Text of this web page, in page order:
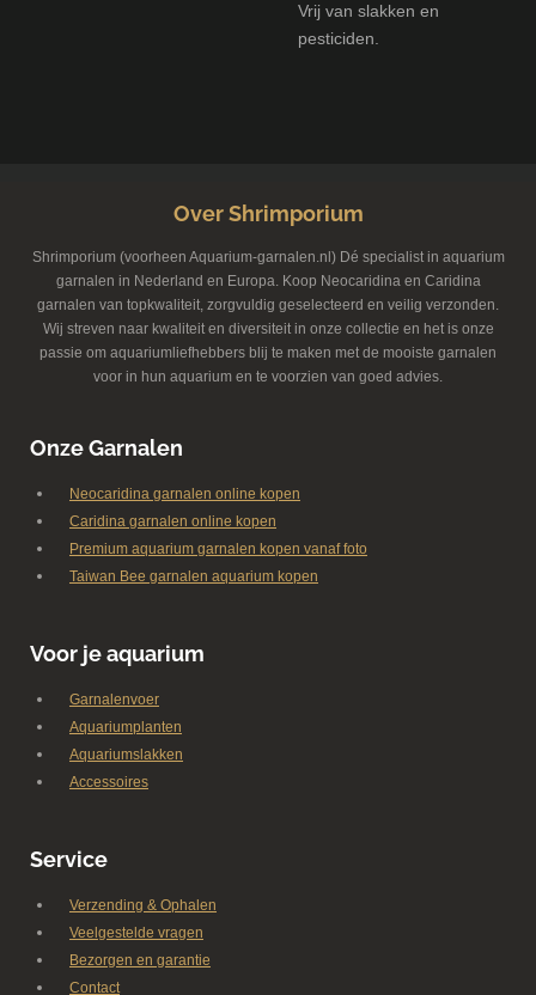
Vrij van slakken en
pesticiden.
Over Shrimporium
Shrimporium (voorheen Aquarium-garnalen.nl) Dé specialist in aquarium
garnalen in Nederland en Europa. Koop Neocaridina en Caridina
garnalen van topkwaliteit, zorgvuldig geselecteerd en veilig verzonden.
Wij streven naar kwaliteit en diversiteit in onze collectie en het is onze
passie om aquariumliefhebbers blij te maken met de mooiste garnalen
voor in hun aquarium en te voorzien van goed advies.
Onze Garnalen
Neocaridina garnalen online kopen
Caridina garnalen online kopen
Premium aquarium garnalen kopen vanaf foto
Taiwan Bee garnalen aquarium kopen
Voor je aquarium
Garnalenvoer
Aquariumplanten
Aquariumslakken
Accessoires
Service
Verzending & Ophalen
Veelgestelde vragen
Bezorgen en garantie
Contact